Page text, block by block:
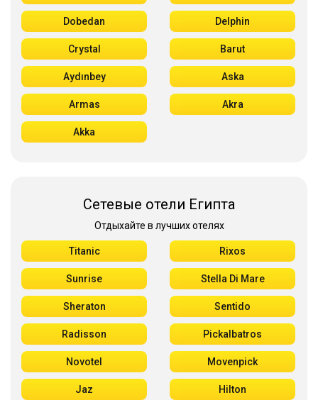
Dobedan Delphin
Crystal Barut
Aydınbey Aska
Armas Akra
Akka
Сетевые отели Египта
Отдыхайте в лучших отелях
Titanic Rixos
Sunrise Stella Di Mare
Sheraton Sentido
Radisson Pickalbatros
Novotel Movenpick
Jaz Hilton